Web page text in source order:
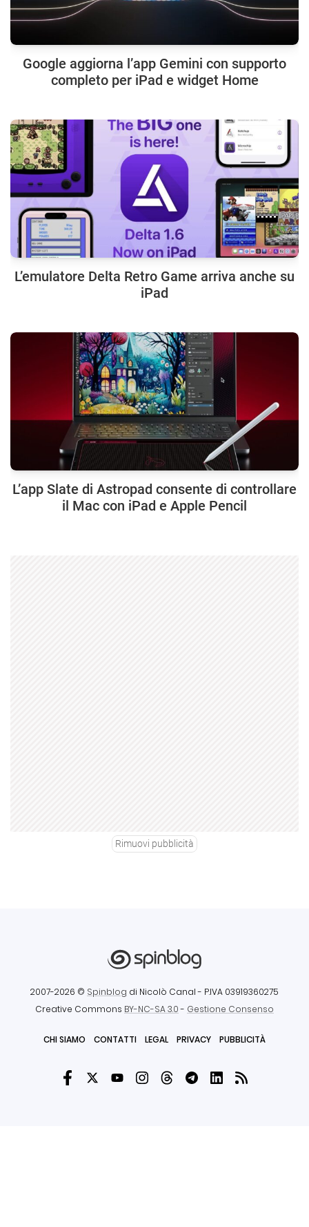
Google aggiorna l’app Gemini con supporto
completo per iPad e widget Home
L’emulatore Delta Retro Game arriva anche su
iPad
L’app Slate di Astropad consente di controllare
il Mac con iPad e Apple Pencil
Rimuovi pubblicità
2007-2026 © Spinblog di Nicolò Canal - P.IVA 03919360275
Creative Commons BY-NC-SA 3.0- Gestione Consenso
CHI SIAMO CONTATTI LEGAL PRIVACY PUBBLICITÀ